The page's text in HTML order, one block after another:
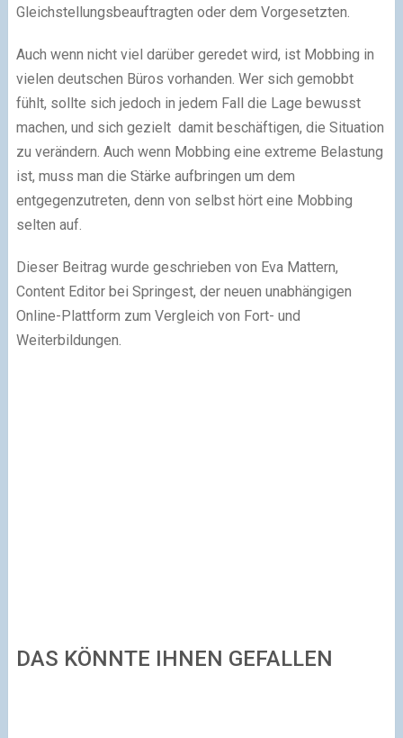
Gleichstellungsbeauftragten oder dem Vorgesetzten.
Auch wenn nicht viel darüber geredet wird, ist Mobbing in
vielen deutschen Büros vorhanden. Wer sich gemobbt
fühlt, sollte sich jedoch in jedem Fall die Lage bewusst
machen, und sich gezielt damit beschäftigen, die Situation
zu verändern. Auch wenn Mobbing eine extreme Belastung
ist, muss man die Stärke aufbringen um dem
entgegenzutreten, denn von selbst hört eine Mobbing
selten auf.
Dieser Beitrag wurde geschrieben von Eva Mattern,
Content Editor bei Springest, der neuen unabhängigen
Online-Plattform zum Vergleich von Fort- und
Weiterbildungen.
DAS KÖNNTE IHNEN GEFALLEN